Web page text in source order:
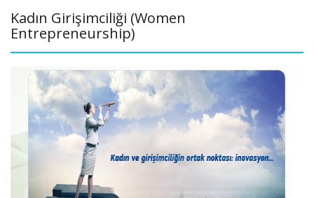
Kadın Girişimciliği (Women
Entrepreneurship)